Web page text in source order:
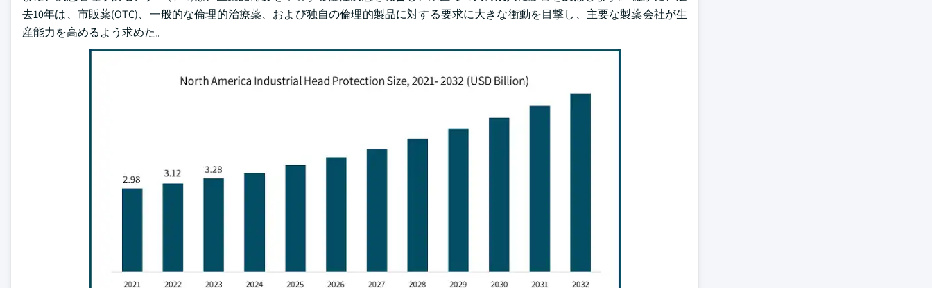
去10年は、市販薬(OTC)、一般的な倫理的治療薬、および独自の倫理的製品に対する要求に大きな衝動を目撃し、主要な製薬会社が生
産能力を高めるよう求めた。